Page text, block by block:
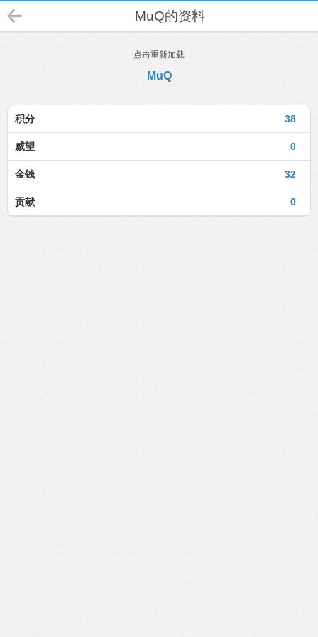
MuQ的资料
点击重新加载
MuQ
38
积分
0
威望
32
金钱
0
贡献